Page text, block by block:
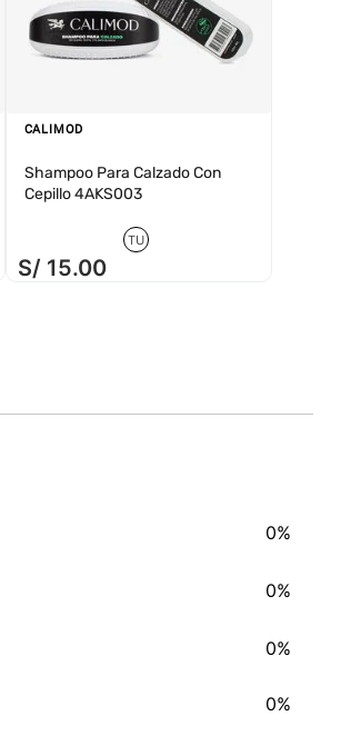
CALIMOD
Shampoo Para Calzado Con
Cepillo 4AKS003
TU
S/ 15.00
0%
0%
0%
0%